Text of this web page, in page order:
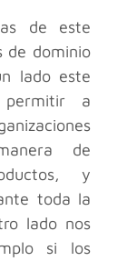
de este
de dominio
lado este
a
de
y
toda la
lado nos
si los